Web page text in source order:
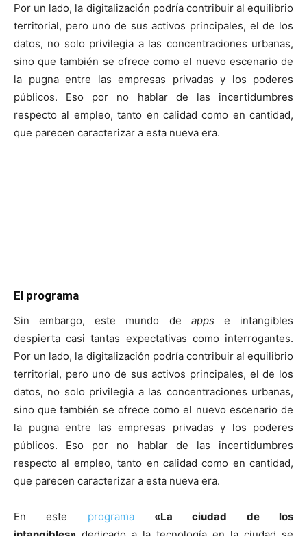
Por un lado, la digitalización podría contribuir al equilibrio
territorial, pero uno de sus activos principales, el de los
datos, no solo privilegia a las concentraciones urbanas,
sino que también se ofrece como el nuevo escenario de
la pugna entre las empresas privadas y los poderes
públicos. Eso por no hablar de las incertidumbres
respecto al empleo, tanto en calidad como en cantidad,
que parecen caracterizar a esta nueva era.
El programa
Sin embargo, este mundo de apps e intangibles
despierta casi tantas expectativas como interrogantes.
Por un lado, la digitalización podría contribuir al equilibrio
territorial, pero uno de sus activos principales, el de los
datos, no solo privilegia a las concentraciones urbanas,
sino que también se ofrece como el nuevo escenario de
la pugna entre las empresas privadas y los poderes
públicos. Eso por no hablar de las incertidumbres
respecto al empleo, tanto en calidad como en cantidad,
que parecen caracterizar a esta nueva era.
En este programa
«La ciudad de los